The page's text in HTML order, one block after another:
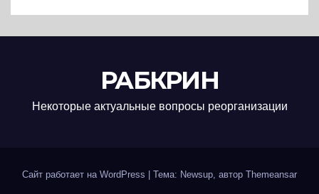
РАБКРИН
Некоторые актуальные вопросы реорганизации
Сайт работает на WordPress Тема: Newsup, автор Themeansar